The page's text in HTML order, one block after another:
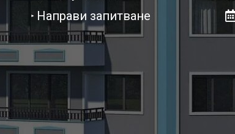
Направи запитване